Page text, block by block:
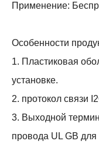
Применение:
Особенности
1. Пластиковая
установке.
2. протокол связи
3. Выходной
провода UL GB